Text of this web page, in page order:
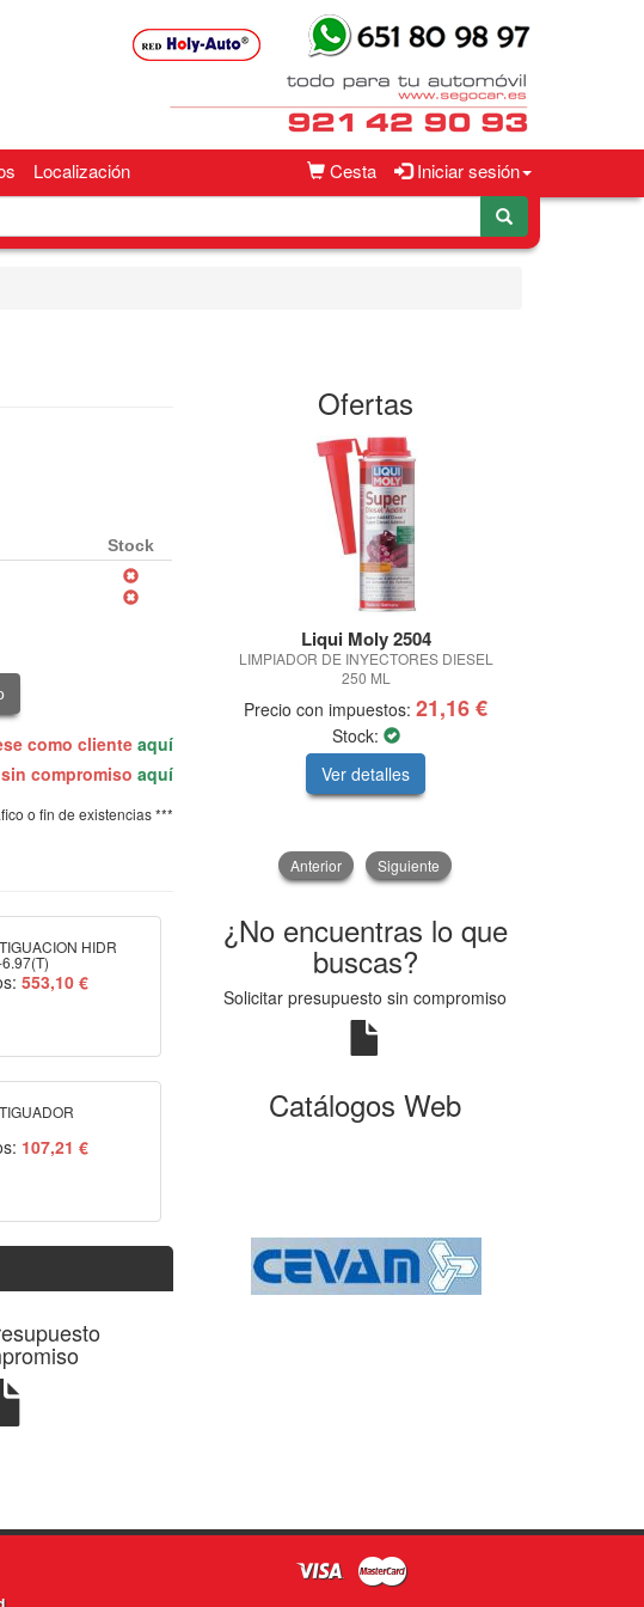
Cesta Iniciar sesión
Localización
Stock
como cliente aquí
compromiso aquí
o fin de existencias ***
HIDR
553,10 €
107,21 €
Ofertas
Liqui Moly 2504
LIMPIADOR DE INYECTORES DIESEL
250 ML
Precio con impuestos: 21,16 €
Stock:
Ver detalles
Anterior Siguiente
¿No encuentras lo que
buscas?
Solicitar presupuesto sin compromiso
Catálogos Web